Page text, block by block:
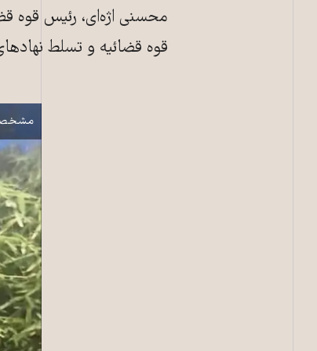
محسنی اژه‌ای، رئیس قوه
قوه قضائیه و تسلط
نمایش